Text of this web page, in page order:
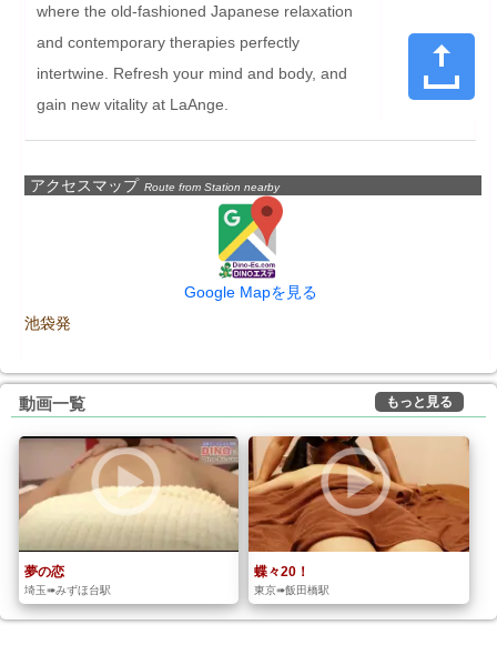
where the old-fashioned Japanese relaxation
and contemporary therapies perfectly
intertwine. Refresh your mind and body, and
gain new vitality at LaAnge.
アクセスマップ Route from Station nearby
Google Mapを見る
池袋発
動画一覧 もっと見る
夢の恋
埼玉➠みずほ台駅
蝶々20！
東京➠飯田橋駅